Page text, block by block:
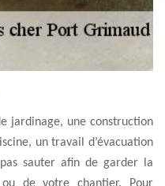
jardinage, une construction
un travail d’évacuation
sauter afin de garder la